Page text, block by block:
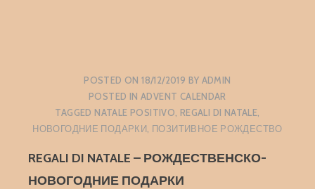
POSTED ON18/12/2019 BY ADMIN
POSTED INADVENT CALENDAR
TAGGED NATALE POSITIVO, REGALI DI NATALE,
НОВОГОДНИЕ ПОДАРКИ, ПОЗИТИВНОЕ РОЖДЕСТВО
REGALI DI NATALE – РОЖДЕСТВЕНСКО-
НОВОГОДНИЕ ПОДАРКИ